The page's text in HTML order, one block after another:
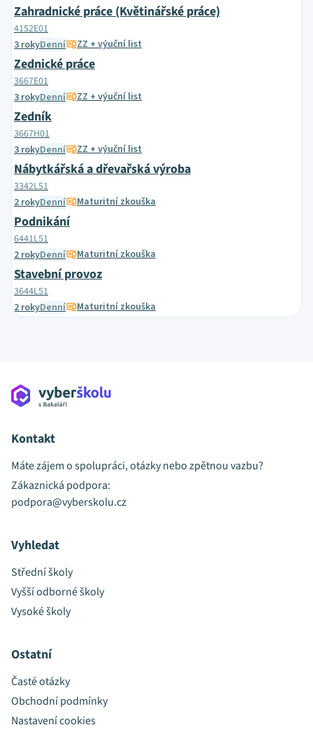
Zahradnické práce (Květinářské práce)
4152E01
3 rokyDenní ZZ + výuční list
Zednické práce
3667E01
3 rokyDenní ZZ + výuční list
Zedník
3667H01
3 rokyDenní ZZ + výuční list
Nábytkářská a dřevařská výroba
3342L51
2 rokyDenní Maturitní zkouška
Podnikání
6441L51
2 rokyDenní Maturitní zkouška
Stavební provoz
3644L51
2 rokyDenní Maturitní zkouška
Kontakt
Máte zájem o spolupráci, otázky nebo zpětnou vazbu?
Zákaznická podpora:
podpora@vyberskolu.cz
Vyhledat
Střední školy
Vyšší odborné školy
Vysoké školy
Ostatní
Časté otázky
Obchodní podmínky
Nastavení cookies